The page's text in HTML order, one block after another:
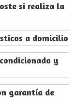
si realiza la
a domicilio
y
garantía de